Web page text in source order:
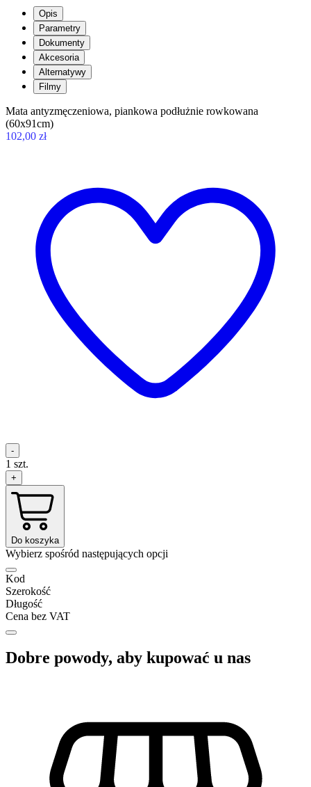
Opis
Parametry
Dokumenty
Akcesoria
Alternatywy
Filmy
Mata antyzmęczeniowa, piankowa podłużnie rowkowana
(60x91cm)
102,00 zł
-
1 szt.
+
Do koszyka
Wybierz spośród następujących opcji
Kod
Szerokość
Długość
Cena bez VAT
Dobre powody, aby kupować u nas